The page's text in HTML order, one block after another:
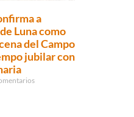
a
Luna como
del Campo
jubilar con